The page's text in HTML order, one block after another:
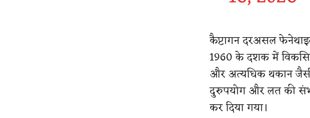
कैप्टागन दरअसल
1960 के दशक में
और अत्यधिक थकान
दुरुपयोग और लत की
कर दिया गया।